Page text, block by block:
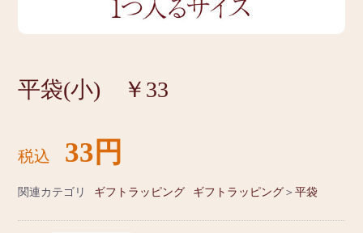
平袋(小) ￥33
税込 33円
関連カテゴリ ギフトラッピング ギフトラッピング ＞平袋